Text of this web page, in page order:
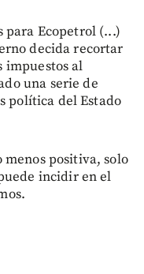
para Ecopetrol (...)
decida recortar
impuestos al
una serie de
política del Estado
positiva, solo
incidir en el